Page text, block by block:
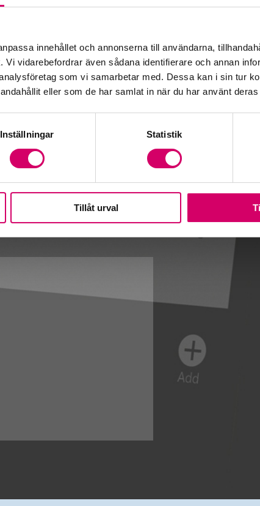
innehållet och annonserna till användarna,
vidarebefordrar även sådana identifierare och annan
som vi samarbetar med. Dessa kan i sin tur
eller som de har samlat in när du har använt deras
Inställningar Statistik
Tillåt urval
Öppet